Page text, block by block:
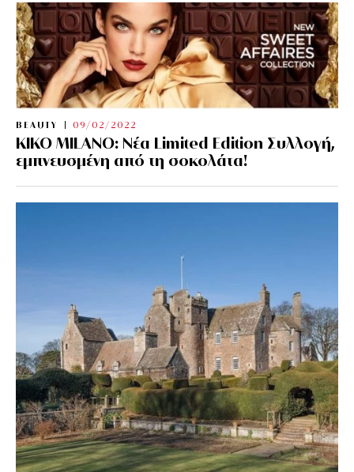
BEAUTY 09/02/2022
KIKO MILANO: Νέα Limited Edition Συλλογή,
εμπνευσμένη από τη σοκολάτα!